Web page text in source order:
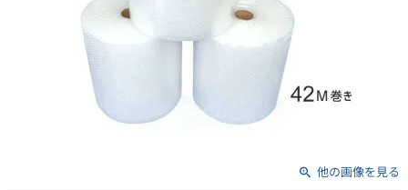
他の画像を見る